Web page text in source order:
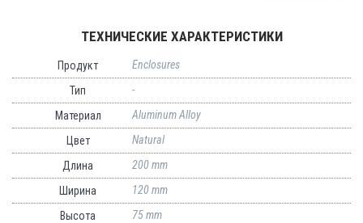
ТЕХНИЧЕСКИЕ ХАРАКТЕРИСТИКИ
Продукт
Enclosures
Тип
-
Материал
Aluminum Alloy
Цвет
Natural
Длина
200 mm
Ширина
120 mm
Высота
75 mm